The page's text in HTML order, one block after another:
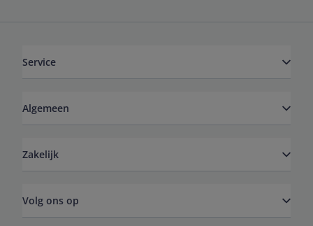
Service
Algemeen
Zakelijk
Volg ons op